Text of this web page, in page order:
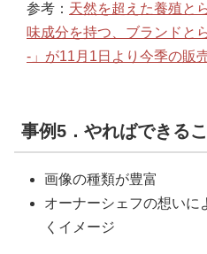
参考： 天然を超えた養殖と
味成分を持つ、ブランドと
-」が11月1日より今季の販
事例5．やればできる
画像の種類が豊富
オーナーシェフの想いに
くイメージ